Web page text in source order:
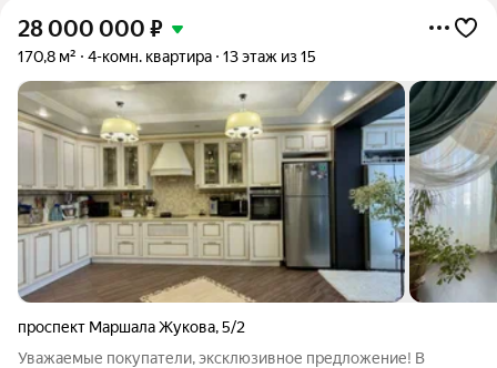
28 000 000 ₽
170,8 м² 4-комн. квартира 13 этаж из 15
проспект Маршала Жукова,5/2
Уважаемые покупатели, эксклюзивное предложение! В